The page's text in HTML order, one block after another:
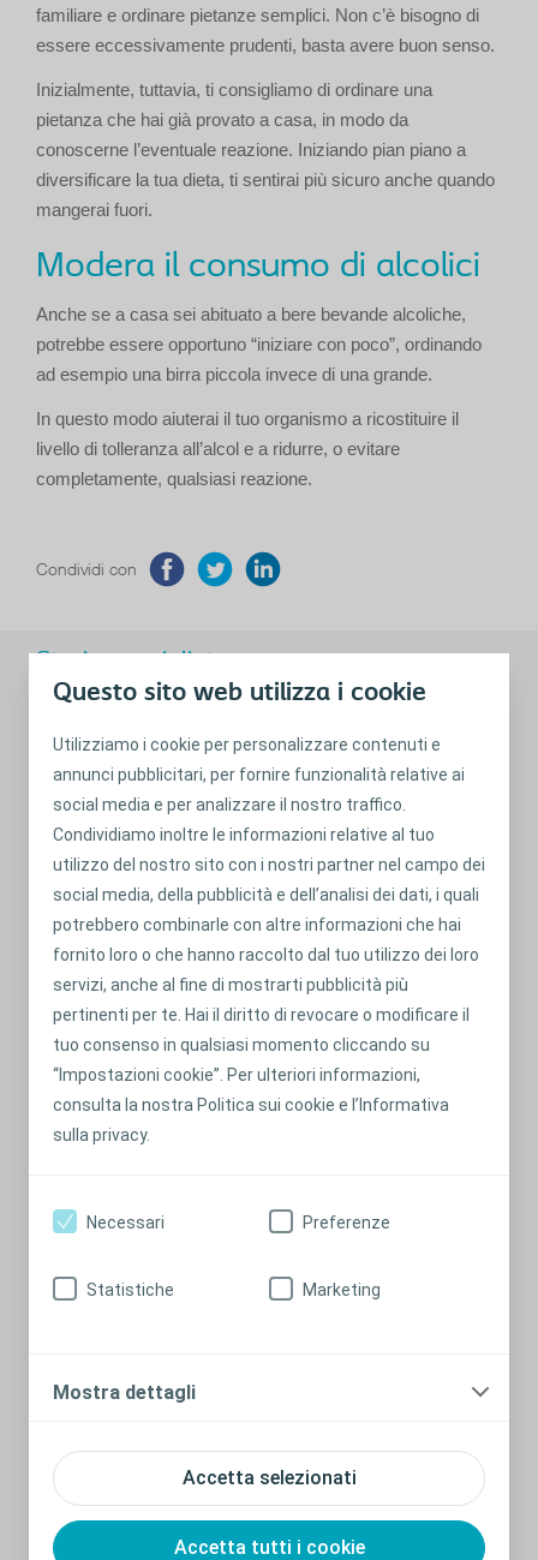
Questo sito web utilizza i cookie
Utilizziamo i cookie per personalizzare contenuti e
annunci pubblicitari, per fornire funzionalità relative ai
social media e per analizzare il nostro traffico.
Condividiamo inoltre le informazioni relative al tuo
utilizzo del nostro sito con i nostri partner nel campo dei
social media, della pubblicità e dell’analisi dei dati, i quali
potrebbero combinarle con altre informazioni che hai
fornito loro o che hanno raccolto dal tuo utilizzo dei loro
servizi, anche al fine di mostrarti pubblicità più
pertinenti per te. Hai il diritto di revocare o modificare il
tuo consenso in qualsiasi momento cliccando su
“Impostazioni cookie”. Per ulteriori informazioni,
consulta la nostra Politica sui cookie e l’Informativa
sulla privacy.
Accetta selezionati
Accetta tutti i cookie
Necessari Preferenze
Statistiche Marketing
Mostra dettagli
familiare e ordinare pietanze semplici. Non c’è bisogno di
essere eccessivamente prudenti, basta avere buon senso.
Inizialmente, tuttavia, ti consigliamo di ordinare una
pietanza che hai già provato a casa, in modo da
conoscerne l’eventuale reazione. Iniziando pian piano a
diversificare la tua dieta, ti sentirai più sicuro anche quando
mangerai fuori.
Modera il consumo di alcolici
Anche se a casa sei abituato a bere bevande alcoliche,
potrebbe essere opportuno “iniziare con poco”, ordinando
ad esempio una birra piccola invece di una grande.
In questo modo aiuterai il tuo organismo a ricostituire il
livello di tolleranza all’alcol e a ridurre, o evitare
completamente, qualsiasi reazione.
Condividi con
Storie consigliate
Consigli per uscire, preparare il
necessario e pianificare
Cosa occorre considerare prima di uscire per eventi sociali
o una serata con gli amici.
Leggi di più
Che cos’è il rigonfiamento della sacca?
Una breve spiegazione del rigonfiamento della sacca per